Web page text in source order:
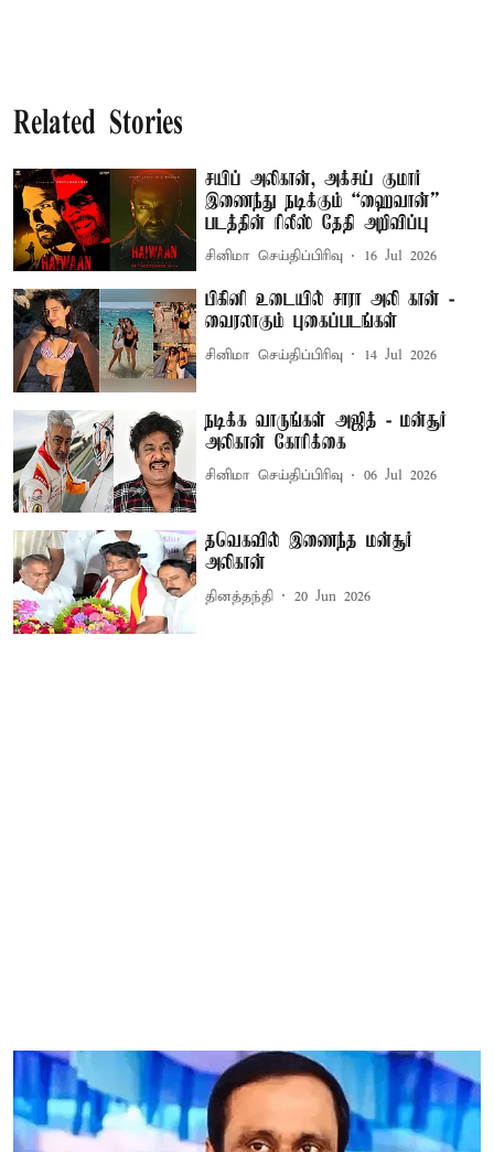
Related Stories
சயிப் அலிகான், அக்‌சய் குமார்
இணைந்து நடிக்கும் “ஹைவான்”
படத்தின் ரிலீஸ் தேதி அறிவிப்பு
சினிமா செய்திப்பிரிவு 16 Jul 2026
பிகினி உடையில் சாரா அலி கான் -
வைரலாகும் புகைப்படங்கள்
சினிமா செய்திப்பிரிவு 14 Jul 2026
நடிக்க வாருங்கள் அஜித் - மன்சூர்
அலிகான் கோரிக்கை
சினிமா செய்திப்பிரிவு 06 Jul 2026
தவெகவில் இணைந்த மன்சூர்
அலிகான்
தினத்தந்தி 20 Jun 2026